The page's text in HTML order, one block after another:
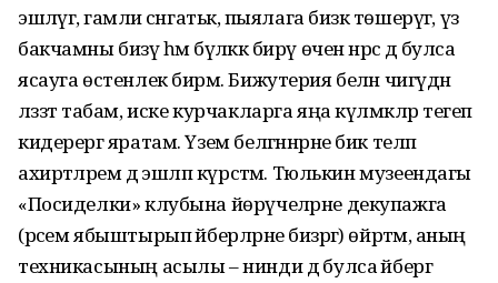
эшләүгә, гамәли сәнгатькә, пыялага бизәк төшерүгә, үз
бакчамны бизәү һәм бүләккә бирү өчен нәрсә дә булса
ясауга өстенлек бирәм. Бижутерия белән чигүдән
ләззәт табам, иске курчакларга яңа күлмәкләр тегеп
кидерергә яратам. Үзем белгәннәрне бик теләп
ахирәтләремә дә эшләп күрсәтәм. Тюлькин музеендагы
«Посиделки» клубына йөрүчеләрне декупажга
(рәсем ябыштырып әйберләрне бизәргә) өйрәтәм, аның
техникасының асылы – нинди дә булса әйбергә